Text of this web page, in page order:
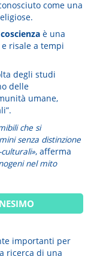
come una
è una
e risale a tempi
degli studi
delle
umane,
che si
senza distinzione
, afferma
nel mito
importanti per
ricerca di una